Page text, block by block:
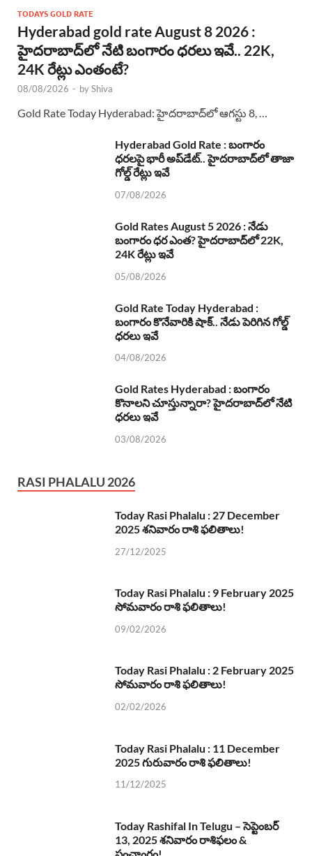
TODAYS GOLD RATE
Hyderabad gold rate August 8 2026 :
హైదరాబాద్‌లో నేటి బంగారం ధరలు ఇవే.. 22K,
24K రేట్లు ఎంతంటే?
08/08/2026 - byShiva
Gold Rate Today Hyderabad: హైదరాబాద్‌లో ఆగస్టు 8, …
Hyderabad Gold Rate : బంగారం
ధరలపై భారీ అప్‌డేట్.. హైదరాబాద్‌లో తాజా
గోల్డ్ రేట్లు ఇవే
07/08/2026
Gold Rates August 5 2026 : నేడు
బంగారం ధర ఎంత? హైదరాబాద్‌లో 22K,
24K రేట్లు ఇవే
05/08/2026
Gold Rate Today Hyderabad :
బంగారం కొనేవారికి షాక్.. నేడు పెరిగిన గోల్డ్
ధరలు ఇవే
04/08/2026
Gold Rates Hyderabad : బంగారం
కొనాలని చూస్తున్నారా? హైదరాబాద్‌లో నేటి
ధరలు ఇవే
03/08/2026
RASI PHALALU 2026
Today Rasi Phalalu : 27 December
2025 శనివారం రాశి ఫలితాలు!
27/12/2025
Today Rasi Phalalu : 9 February 2025
సోమవారం రాశి ఫలితాలు!
09/02/2026
Today Rasi Phalalu : 2 February 2025
సోమవారం రాశి ఫలితాలు!
02/02/2026
Today Rasi Phalalu : 11 December
2025 గురువారం రాశి ఫలితాలు!
11/12/2025
Today Rashifal In Telugu – సెప్టెంబర్
13, 2025 శనివారం రాశిఫలం &
పంచాంగం!